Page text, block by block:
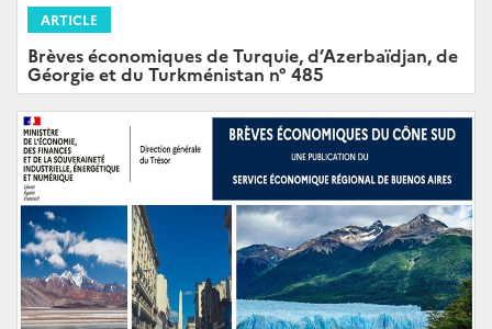
ARTICLE
Brèves économiques de Turquie, d’Azerbaïdjan, de
Géorgie et du Turkménistan n° 485